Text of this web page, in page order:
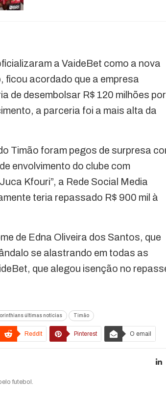
a VaideBet como a nova
acordado que a empresa
de desembolsar R$ 120 milhões por
a parceria foi a mais alta da
Timão foram pegos de surpresa
envolvimento do clube com
Kfouri”, a Rede Social Media
teria repassado R$ 900 mil à
de Edna Oliveira dos Santos, que
se alastrando em todas as
que alegou isenção no
últimas notícias Timão
ReddIt Pinterest O email
futebol.